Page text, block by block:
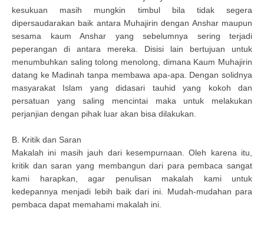
kesukuan masih mungkin timbul bila tidak segera
dipersaudarakan baik antara Muhajirin dengan Anshar maupun
sesama kaum Anshar yang sebelumnya sering terjadi
peperangan di antara mereka. Disisi lain bertujuan untuk
menumbuhkan saling tolong menolong, dimana Kaum Muhajirin
datang ke Madinah tanpa membawa apa-apa. Dengan solidnya
masyarakat Islam yang didasari tauhid yang kokoh dan
persatuan yang saling mencintai maka untuk melakukan
perjanjian dengan pihak luar akan bisa dilakukan.
B. Kritik dan Saran
Makalah ini masih jauh dari kesempurnaan. Oleh karena itu,
kritik dan saran yang membangun dari para pembaca sangat
kami harapkan, agar penulisan makalah kami untuk
kedepannya menjadi lebih baik dari ini. Mudah-mudahan para
pembaca dapat memahami makalah ini.